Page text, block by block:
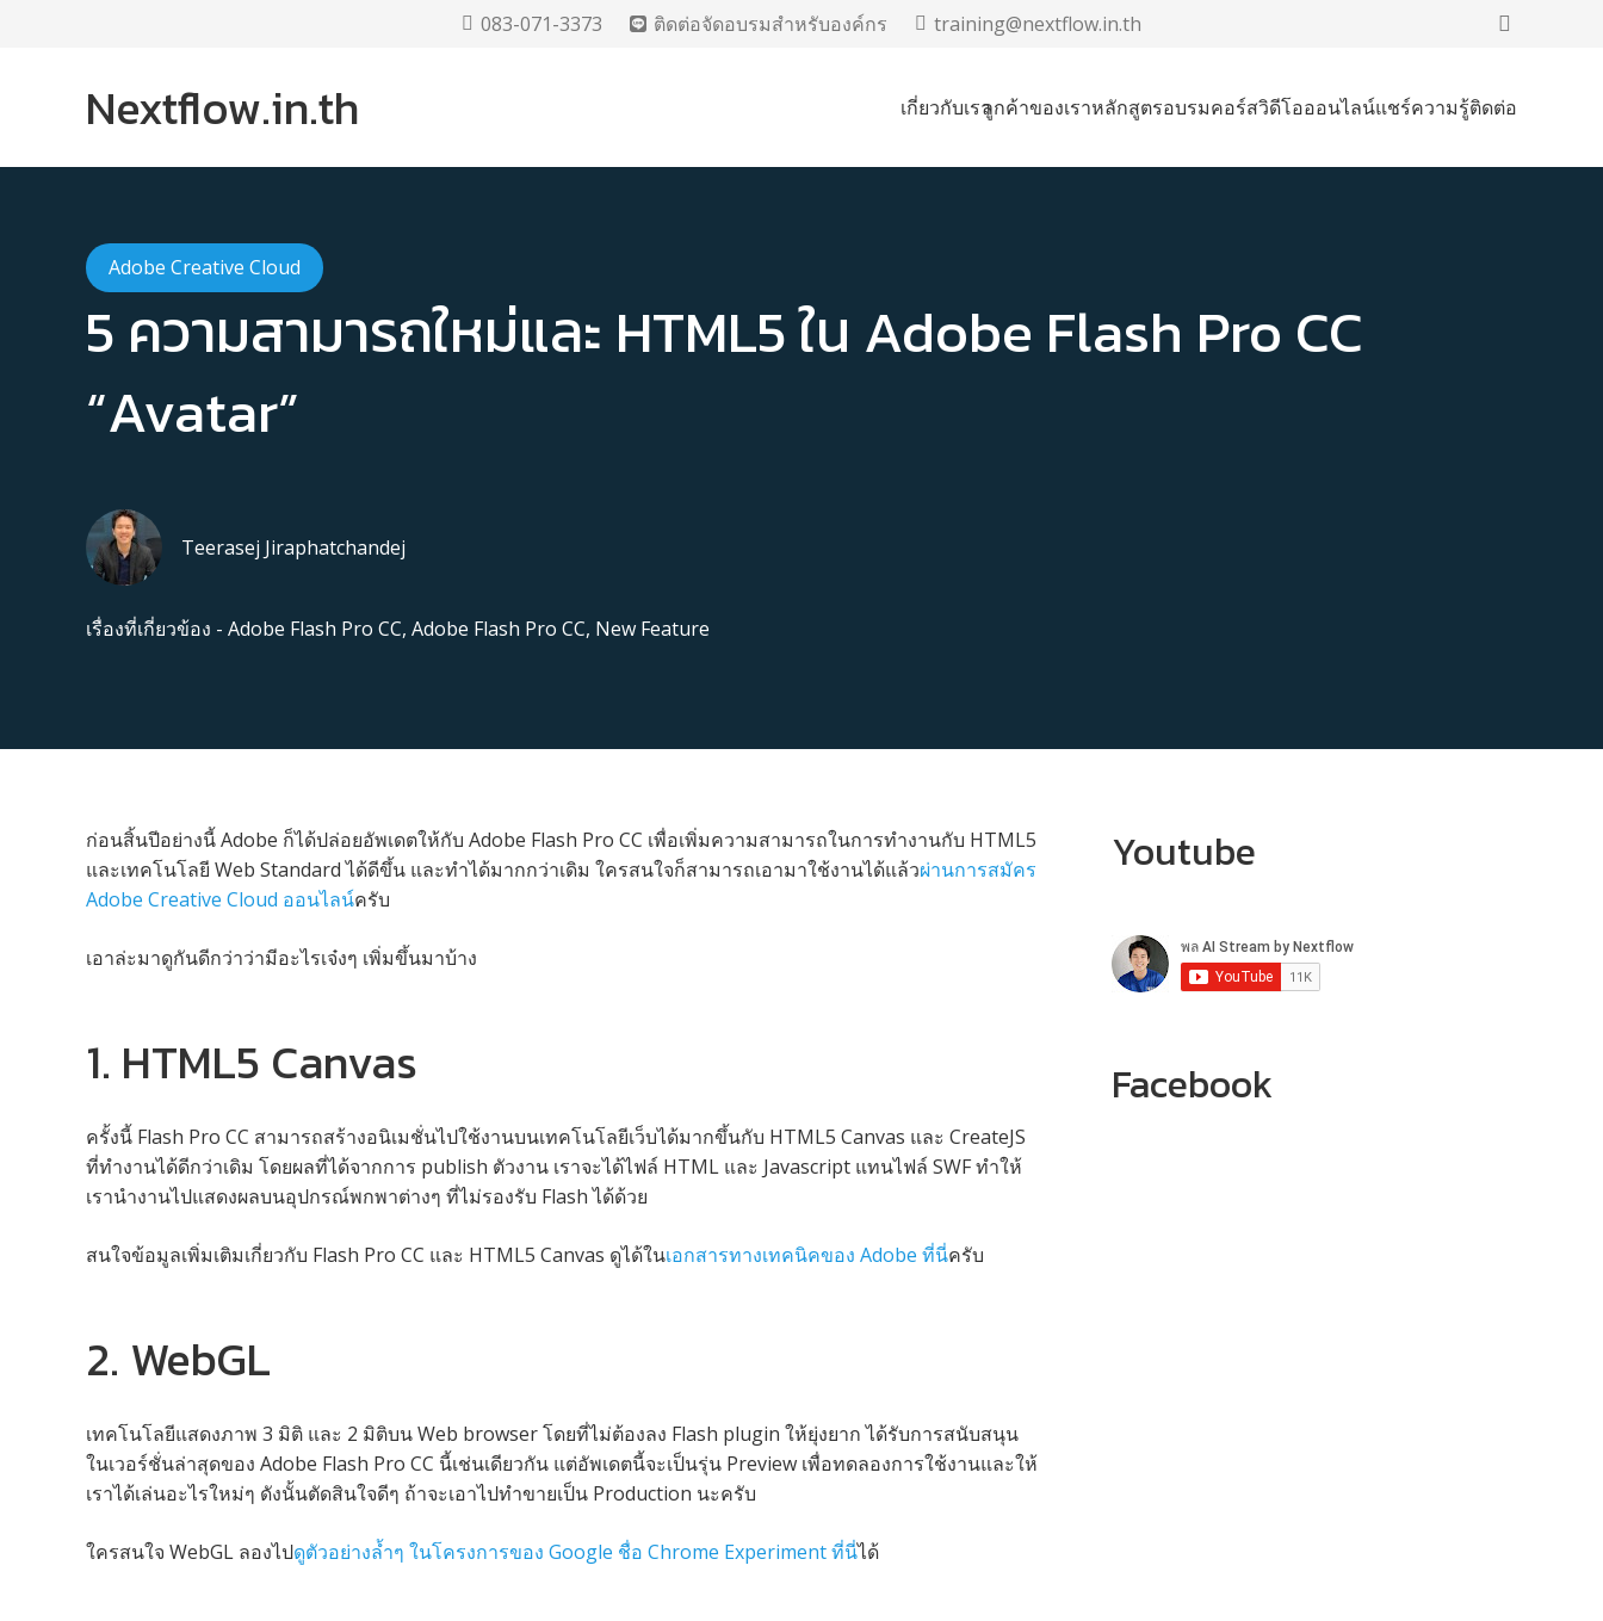
083-071-3373 ติดต่อจัดอบรมสำหรับองค์กร training@nextflow.in.th
Nextflow.in.th เกี่ยวกับเราลูกค้าของเราหลักสูตรอบรมคอร์สวิดีโอออนไลน์แชร์ความรู้ติดต่อ
Adobe Creative Cloud
5 ความสามารถใหม่และ HTML5 ใน Adobe Flash Pro CC
“Avatar”
Teerasej Jiraphatchandej
เรื่องที่เกี่ยวข้อง - Adobe Flash Pro CC, Adobe Flash Pro CC, New Feature
ก่อนสิ้นปีอย่างนี้ Adobe ก็ได้ปล่อยอัพเดตให้กับ Adobe Flash Pro CC เพื่อเพิ่มความสามารถในการทำงานกับ HTML5
และเทคโนโลยี Web Standard ได้ดีขึ้น และทำได้มากกว่าเดิม ใครสนใจก็สามารถเอามาใช้งานได้แล้วผ่านการสมัคร
Adobe Creative Cloud ออนไลน์ครับ
เอาล่ะมาดูกันดีกว่าว่ามีอะไรเจ๋งๆ เพิ่มขึ้นมาบ้าง
1. HTML5 Canvas
ครั้งนี้ Flash Pro CC สามารถสร้างอนิเมชั่นไปใช้งานบนเทคโนโลยีเว็บได้มากขึ้นกับ HTML5 Canvas และ CreateJS
ที่ทำงานได้ดีกว่าเดิม โดยผลที่ได้จากการ publish ตัวงาน เราจะได้ไฟล​์​ HTML และ Javascript แทนไฟล์ SWF ทำให้
เรานำงานไปแสดงผลบนอุปกรณ์พกพาต่างๆ ที่ไม่รองรับ Flash ได้ด้วย
สนใจข้อมูลเพิ่มเติมเกี่ยวกับ Flash Pro CC และ HTML5 Canvas ดูได้ในเอกสารทางเทคนิคของ Adobe ที่นี่ครับ
2. WebGL
เทคโนโลยีแสดงภาพ 3 มิติ และ 2 มิติบน Web browser โดยที่ไม่ต้องลง Flash plugin ให้ยุ่งยาก ได้รับการสนับสนุน
ในเวอร์ชั่นล่าสุดของ Adobe Flash Pro CC นี้เช่นเดียวกัน แต่อัพเดตนี้จะเป็นรุ่น Preview เพื่อทดลองการใช้งานและให้
เราได้เล่นอะไรใหม่ๆ ดังนั้นตัดสินใจดีๆ ถ้าจะเอาไปทำขายเป็น Production นะครับ
ใครสนใจ WebGL ลองไปดูตัวอย่างล้ำๆ ในโครงการของ Google ชื่อ Chrome Experiment ที่นี่ได้
Youtube
Facebook